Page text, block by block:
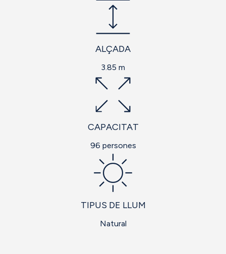
ALÇADA
3.85 m
CAPACITAT
96 persones
TIPUS DE LLUM
Natural